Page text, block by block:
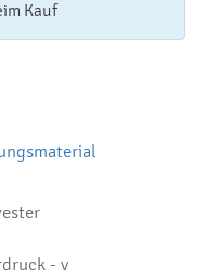
Kauf
premedy?
- v